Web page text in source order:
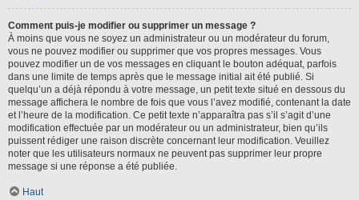
Comment puis-je modifier ou supprimer un message ?
À moins que vous ne soyez un administrateur ou un modérateur du forum,
vous ne pouvez modifier ou supprimer que vos propres messages. Vous
pouvez modifier un de vos messages en cliquant le bouton adéquat, parfois
dans une limite de temps après que le message initial ait été publié. Si
quelqu’un a déjà répondu à votre message, un petit texte situé en dessous du
message affichera le nombre de fois que vous l’avez modifié, contenant la date
et l’heure de la modification. Ce petit texte n’apparaîtra pas s’il s’agit d’une
modification effectuée par un modérateur ou un administrateur, bien qu’ils
puissent rédiger une raison discrète concernant leur modification. Veuillez
noter que les utilisateurs normaux ne peuvent pas supprimer leur propre
message si une réponse a été publiée.
Haut